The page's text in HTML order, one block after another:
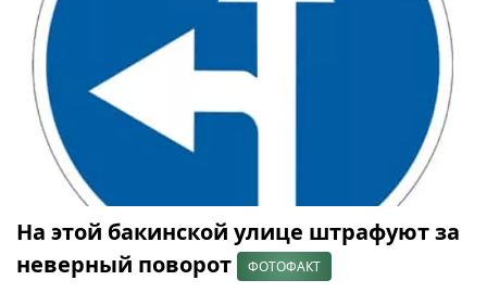
На этой бакинской улице штрафуют за
неверный поворот
ФОТОФАКТ